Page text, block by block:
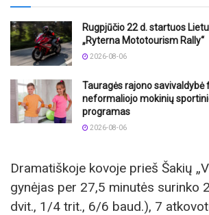
Rugpjūčio 22 d. startuos
„Ryterna Mototourism Rally“
2026-08-06
Tauragės rajono savivaldybė
neformaliojo mokinių
programas
2026-08-06
Dramatiškoje kovoje prieš Šakių
gynėjas per 27,5 minutės surinko
dvit., 1/4 trit., 6/6 baud.), 7